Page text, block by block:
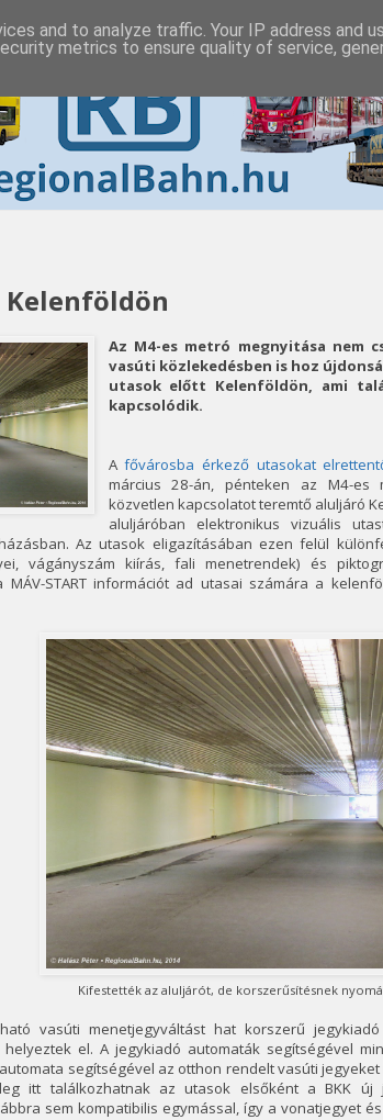
Az M4-es metró megnyitása nem
vasúti közlekedésben is hoz
utasok előtt Kelenföldön, ami
kapcsolódik.
Afővárosba érkező utasokat
március 28-án, pénteken az M4-es
közvetlen kapcsolatot teremtő aluljáró
aluljáróban elektronikus vizuális
Az utasok eligazításában ezen felül
vágányszám kiírás, fali menetrendek) és
MÁV-START információt ad utasai számára a
Kifestették az aluljárót, de korszerűsítésnek
vasúti menetjegyváltást hat korszerű
helyeztek el. A jegykiadó automaták segítségével
segítségével az otthon rendelt vasúti
itt találkozhatnak az utasok elsőként a BKK
sem kompatibilis egymással, így a vonatjegyet
and to analyze traffic. Your IP address and
metrics to ensure quality of service,